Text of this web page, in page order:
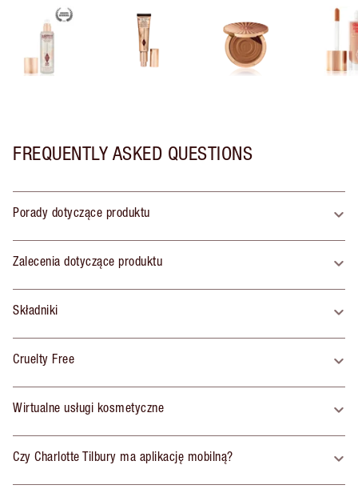
FREQUENTLY ASKED QUESTIONS
Porady dotyczące produktu
Zalecenia dotyczące produktu
Składniki
Cruelty Free
Wirtualne usługi kosmetyczne
Czy Charlotte Tilbury ma aplikację mobilną?